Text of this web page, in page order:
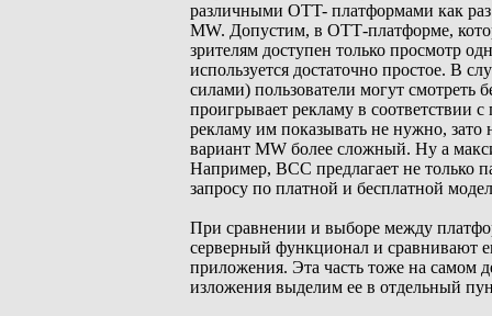
различными OTT- платформами как
MW. Допустим, в ОТТ-платформе,
зрителям доступен только просмотр
используется достаточно простое. В
силами) пользователи могут смотреть
проигрывает рекламу в соответствии
рекламу им показывать не нужно, зато
вариант MW более сложный. Ну а
Например, BCC предлагает не только
запросу по платной и бесплатной
При сравнении и выборе между
серверный функционал и сравнивают
приложения. Эта часть тоже на самом
изложения выделим ee в отдельный